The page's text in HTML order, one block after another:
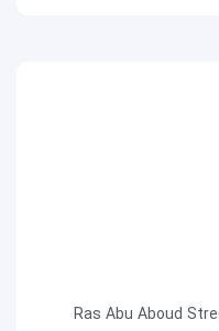
Ras Abu Aboud